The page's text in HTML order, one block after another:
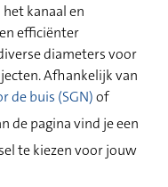
kanaal en
efficiënter
diameters voor
Afhankelijk van
de buis (SGN)of
de pagina vind je een
te kiezen voor jouw